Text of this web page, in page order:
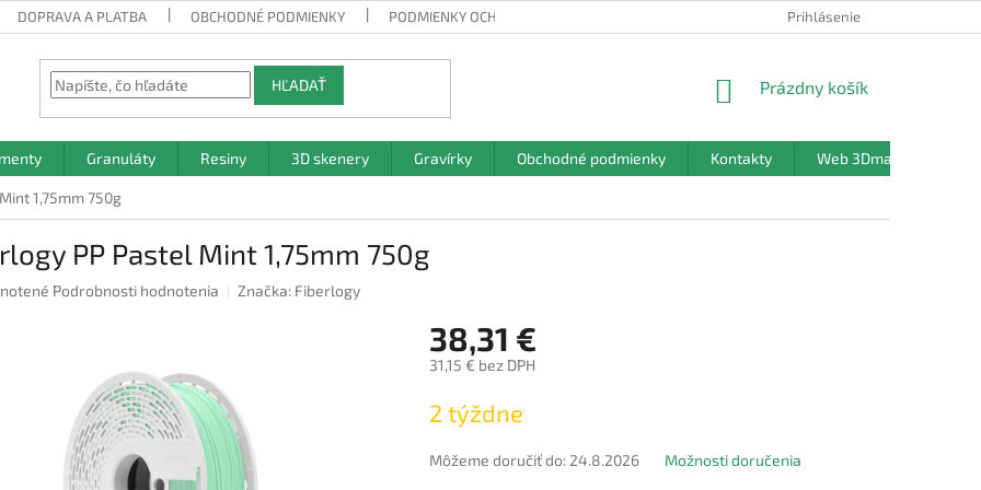
DOPRAVA A PLATBA OBCHODNÉ PODMIENKY PODMIENKY OCHRANY OSOBNÝCH ÚDAJOV Prihlásenie
HĽADAŤ
NÁKUPNÝ
Prázdny košík
Granuláty Resiny 3D skenery Gravírky Obchodné podmienky Kontakty Web 3Dmanufaktura.sk
1,75mm 750g
PP Pastel Mint 1,75mm 750g
Podrobnosti hodnotenia Značka: Fiberlogy
38,31 €
31,15 € bez DPH
cena:
2 týždne
Môžeme doručiť do: 24.8.2026 Možnosti doručenia